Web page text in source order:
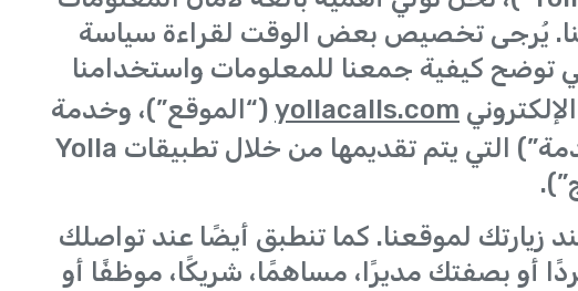
يُرجى تخصيص بعض الوقت لقراءة سياسة
توضح كيفية جمعنا للمعلومات واستخدامنا
yollacalls.com (“الموقع”)، وخدمة
الاتصال والخدمات الأخرى (“الخدمة”) التي يتم تقديمها من خلال تطبيقات Yolla
لموقعنا. كما تنطبق أيضًا عند تواصلك
أو بصفتك مديرًا، مساهمًا، شريكًا، موظفًا أو